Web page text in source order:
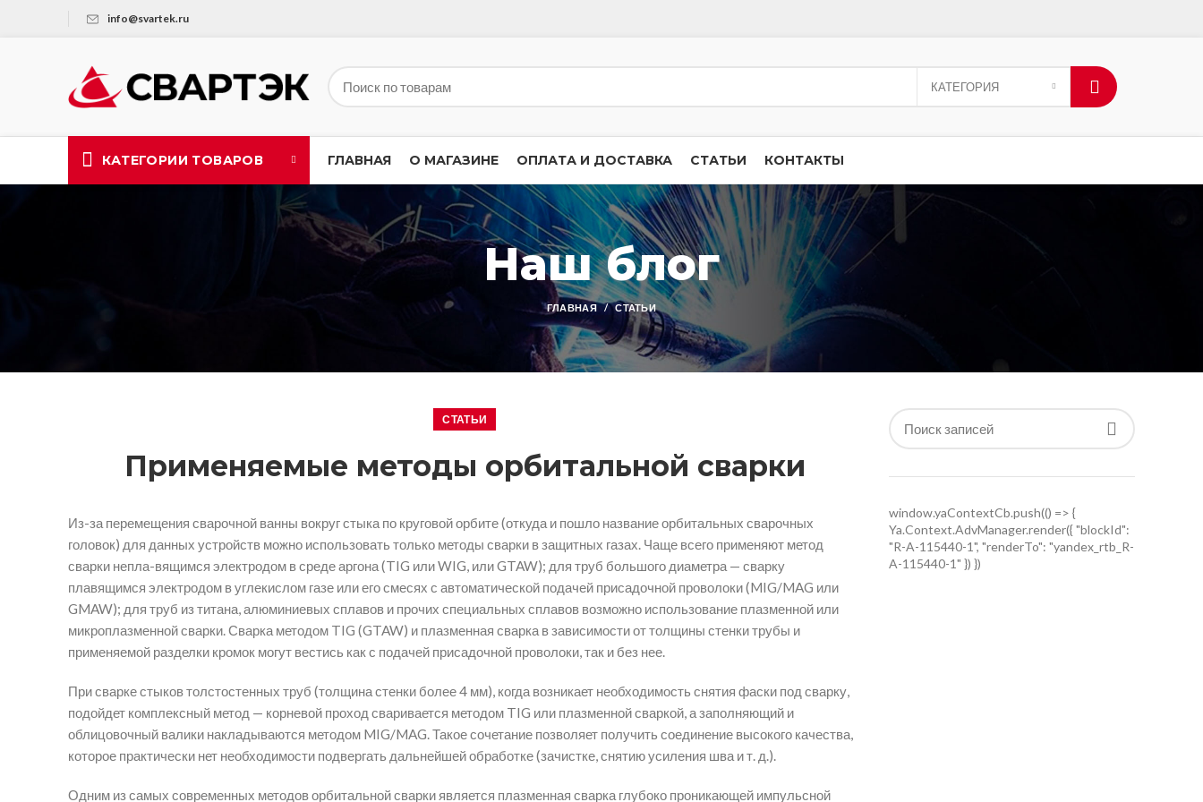
info@svartek.ru
КАТЕГОРИЯ
КАТЕГОРИИ ТОВАРОВ ГЛАВНАЯ О МАГАЗИНЕ ОПЛАТА И ДОСТАВКА СТАТЬИ КОНТАКТЫ
Наш блог
ГЛАВНАЯ СТАТЬИ
СТАТЬИ
Применяемые методы орбитальной сварки
Из-за перемещения сварочной ванны вокруг стыка по круговой орбите (откуда и пошло название орбитальных сварочных
головок) для данных устройств можно использовать только методы сварки в защитных газах. Чаще всего применяют метод
сварки непла-вящимся электродом в среде аргона (TIG или WIG, или GTAW); для труб большого диаметра — сварку
плавящимся электродом в углекислом газе или его смесях с автоматической подачей присадочной проволоки (MIG/MAG или
GMAW); для труб из титана, алюминиевых сплавов и прочих специальных сплавов возможно использование плазменной или
микроплазменной сварки. Сварка методом TIG (GTAW) и плазменная сварка в зависимости от толщины стенки трубы и
применяемой разделки кромок могут вестись как с подачей присадочной проволоки, так и без нее.
При сварке стыков толстостенных труб (толщина стенки более 4 мм), когда возникает необходимость снятия фаски под сварку,
подойдет комплексный метод — корневой проход сваривается методом TIG или плазменной сваркой, а заполняющий и
облицовочный валики накладываются методом MIG/MAG. Такое сочетание позволяет получить соединение высокого качества,
которое практически нет необходимости подвергать дальнейшей обработке (зачистке, снятию усиления шва и т. д.).
Одним из самых современных методов орбитальной сварки является плазменная сварка глубоко проникающей импульсной
window.yaContextCb.push(() => {
Ya.Context.AdvManager.render({ "blockId":
"R-A-115440-1", "renderTo": "yandex_rtb_R-
A-115440-1" }) })